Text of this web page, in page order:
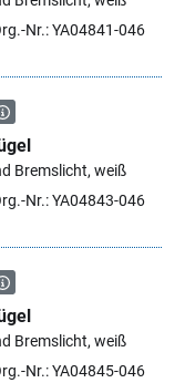
Nr.: YA04841-046
Bremslicht, weiß
Nr.: YA04843-046
Bremslicht, weiß
Nr.: YA04845-046